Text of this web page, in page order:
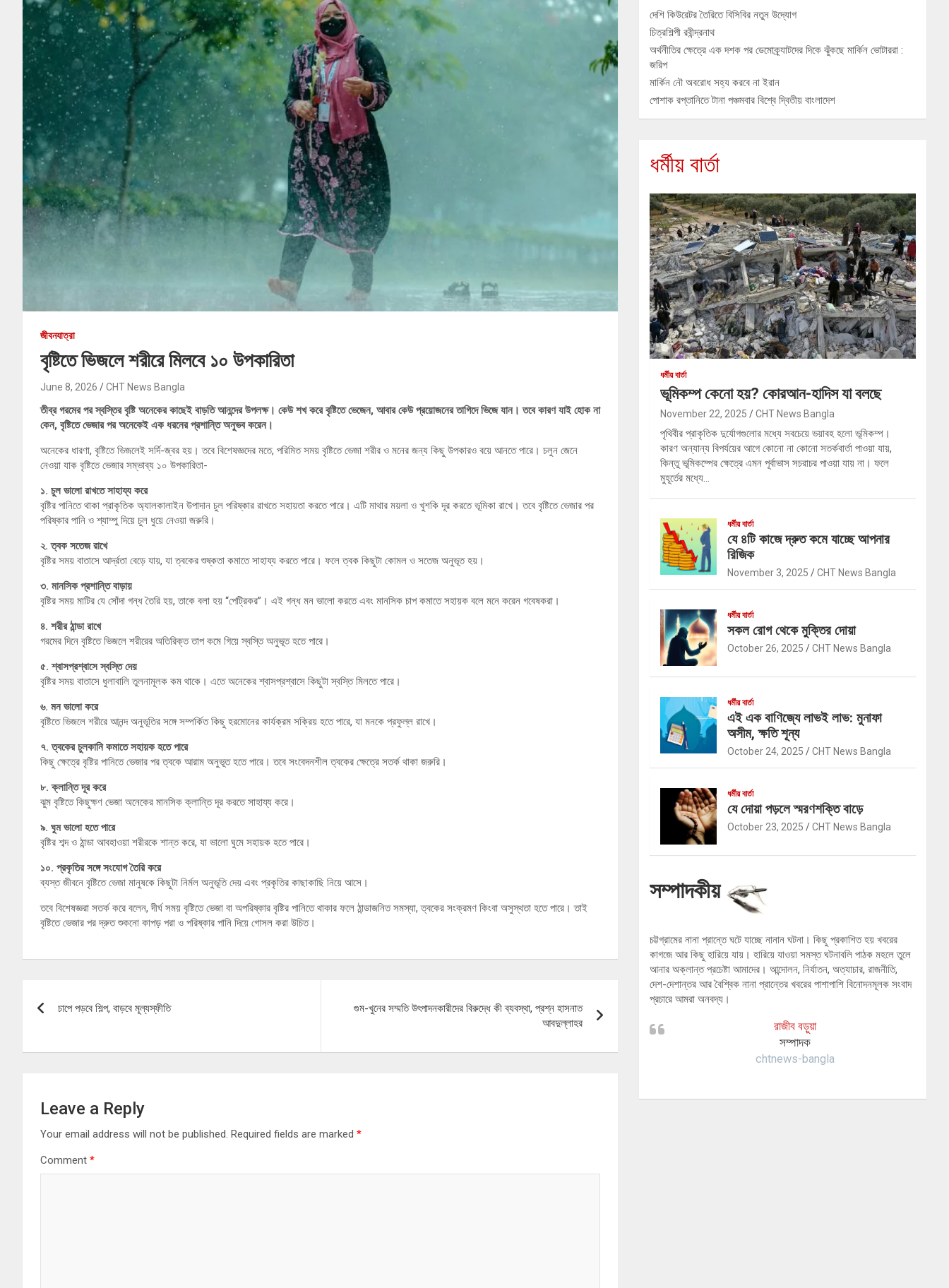
জীবনযাত্রা
বৃষ্টিতে ভিজলে শরীরে মিলবে ১০ উপকারিতা
June 8, 2026 CHT News Bangla
তীব্র গরমের পর স্বস্তির বৃষ্টি অনেকের কাছেই বাড়তি আনন্দের উপলক্ষ। কেউ শখ করে বৃষ্টিতে ভেজেন, আবার কেউ প্রয়োজনের তাগিদে ভিজে যান। তবে কারণ যাই হোক না
কেন, বৃষ্টিতে ভেজার পর অনেকেই এক ধরনের প্রশান্তি অনুভব করেন।
অনেকের ধারণা, বৃষ্টিতে ভিজলেই সর্দি-জ্বর হয়। তবে বিশেষজ্ঞদের মতে, পরিমিত সময় বৃষ্টিতে ভেজা শরীর ও মনের জন্য কিছু উপকারও বয়ে আনতে পারে। চলুন জেনে
নেওয়া যাক বৃষ্টিতে ভেজার সম্ভাব্য ১০ উপকারিতা-
১. চুল ভালো রাখতে সাহায্য করে
বৃষ্টির পানিতে থাকা প্রাকৃতিক অ্যালকালাইন উপাদান চুল পরিষ্কার রাখতে সহায়তা করতে পারে। এটি মাথার ময়লা ও খুশকি দূর করতে ভূমিকা রাখে। তবে বৃষ্টিতে ভেজার পর
পরিষ্কার পানি ও শ্যাম্পু দিয়ে চুল ধুয়ে নেওয়া জরুরি।
২. ত্বক সতেজ রাখে
বৃষ্টির সময় বাতাসে আর্দ্রতা বেড়ে যায়, যা ত্বকের শুষ্কতা কমাতে সাহায্য করতে পারে। ফলে ত্বক কিছুটা কোমল ও সতেজ অনুভূত হয়।
৩. মানসিক প্রশান্তি বাড়ায়
বৃষ্টির সময় মাটির যে সোঁদা গন্ধ তৈরি হয়, তাকে বলা হয় “পেট্রিকর”। এই গন্ধ মন ভালো করতে এবং মানসিক চাপ কমাতে সহায়ক বলে মনে করেন গবেষকরা।
৪. শরীর ঠান্ডা রাখে
গরমের দিনে বৃষ্টিতে ভিজলে শরীরের অতিরিক্ত তাপ কমে গিয়ে স্বস্তি অনুভূত হতে পারে।
৫. শ্বাসপ্রশ্বাসে স্বস্তি দেয়
বৃষ্টির সময় বাতাসে ধুলাবালি তুলনামূলক কম থাকে। এতে অনেকের শ্বাসপ্রশ্বাসে কিছুটা স্বস্তি মিলতে পারে।
৬. মন ভালো করে
বৃষ্টিতে ভিজলে শরীরে আনন্দ অনুভূতির সঙ্গে সম্পর্কিত কিছু হরমোনের কার্যক্রম সক্রিয় হতে পারে, যা মনকে প্রফুল্ল রাখে।
৭. ত্বকের চুলকানি কমাতে সহায়ক হতে পারে
কিছু ক্ষেত্রে বৃষ্টির পানিতে ভেজার পর ত্বকে আরাম অনুভূত হতে পারে। তবে সংবেদনশীল ত্বকের ক্ষেত্রে সতর্ক থাকা জরুরি।
৮. ক্লান্তি দূর করে
ঝুম বৃষ্টিতে কিছুক্ষণ ভেজা অনেকের মানসিক ক্লান্তি দূর করতে সাহায্য করে।
৯. ঘুম ভালো হতে পারে
বৃষ্টির শব্দ ও ঠান্ডা আবহাওয়া শরীরকে শান্ত করে, যা ভালো ঘুমে সহায়ক হতে পারে।
১০. প্রকৃতির সঙ্গে সংযোগ তৈরি করে
ব্যস্ত জীবনে বৃষ্টিতে ভেজা মানুষকে কিছুটা নির্মল অনুভূতি দেয় এবং প্রকৃতির কাছাকাছি নিয়ে আসে।
তবে বিশেষজ্ঞরা সতর্ক করে বলেন, দীর্ঘ সময় বৃষ্টিতে ভেজা বা অপরিষ্কার বৃষ্টির পানিতে থাকার ফলে ঠান্ডাজনিত সমস্যা, ত্বকের সংক্রমণ কিংবা অসুস্থতা হতে পারে। তাই
বৃষ্টিতে ভেজার পর দ্রুত শুকনো কাপড় পরা ও পরিষ্কার পানি দিয়ে গোসল করা উচিত।
চাপে পড়বে শিল্প, বাড়বে মূল্যস্ফীতি
গুম-খুনের সম্মতি উৎপাদনকারীদের বিরুদ্ধে কী ব্যবস্থা, প্রশ্ন হাসনাত
আবদুল্লাহর
Leave a Reply
Your email address will not be published. Required fields are marked *
Comment *
দেশি কিউরেটর তৈরিতে বিসিবির নতুন উদ্যোগ
চিত্রশিল্পী রবীন্দ্রনাথ
অর্থনীতির ক্ষেত্রে এক দশক পর ডেমোক্র্যাটদের দিকে ঝুঁকছে মার্কিন ভোটাররা :
জরিপ
মার্কিন নৌ অবরোধ সহ্য করবে না ইরান
পোশাক রপ্তানিতে টানা পঞ্চমবার বিশ্বে দ্বিতীয় বাংলাদেশ
ধর্মীয় বার্তা
ধর্মীয় বার্তা
ভূমিকম্প কেনো হয়? কোরআন-হাদিস যা বলছে
November 22, 2025 CHT News Bangla
পৃথিবীর প্রাকৃতিক দুর্যোগগুলোর মধ্যে সবচেয়ে ভয়াবহ হলো ভূমিকম্প।
কারণ অন্যান্য বিপর্যয়ের আগে কোনো না কোনো সতর্কবার্তা পাওয়া যায়,
কিন্তু ভূমিকম্পের ক্ষেত্রে এমন পূর্বাভাস সচরাচর পাওয়া যায় না। ফলে
মুহূর্তের মধ্যে…
ধর্মীয় বার্তা
যে ৪টি কাজে দ্রুত কমে যাচ্ছে আপনার
রিজিক
November 3, 2025 CHT News Bangla
ধর্মীয় বার্তা
সকল রোগ থেকে মুক্তির দোয়া
October 26, 2025 CHT News Bangla
ধর্মীয় বার্তা
এই এক বাণিজ্যে লাভই লাভ: মুনাফা
অসীম, ক্ষতি শূন্য
October 24, 2025 CHT News Bangla
ধর্মীয় বার্তা
যে দোয়া পড়লে স্মরণশক্তি বাড়ে
October 23, 2025 CHT News Bangla
সম্পাদকীয়
চট্টগ্রামের নানা প্রান্তে ঘটে যাচ্ছে নানান ঘটনা। কিছু প্রকাশিত হয় খবরের
কাগজে আর কিছু হারিয়ে যায়। হারিয়ে যাওয়া সমস্ত ঘটনাবলি পাঠক মহলে তুলে
আনার অক্লান্ত প্রচেষ্টা আমাদের। আন্দোলন, নির্যাতন, অত্যাচার, রাজনীতি,
দেশ-দেশান্তর আর বৈশ্বিক নানা প্রান্তের খবরের পাশাপাশি বিনোদনমূলক সংবাদ
প্রচারে আমরা অনবদ্য।
রাজীব বড়ুয়া
সম্পাদক
chtnews-bangla